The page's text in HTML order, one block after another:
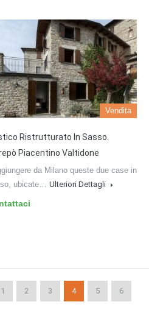
Vendita
Ristrutturato In Sasso.
Piacentino Valtidone
da Milano queste due case in
ubicate… Ulteriori Dettagli
1 2 3 4 5 6